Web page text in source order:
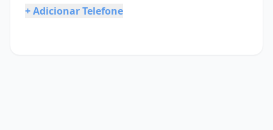
+ Adicionar Telefone